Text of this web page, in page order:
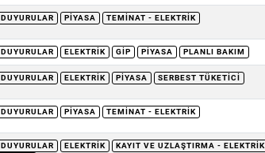
DUYURULAR PIYASA TEMINAT - ELEKTRIK
DUYURULAR ELEKTRIK GİP PIYASA PLANLI BAKIM
DUYURULAR ELEKTRIK PIYASA SERBEST TÜKETICI
DUYURULAR PIYASA TEMINAT - ELEKTRIK
DUYURULAR ELEKTRIK
KAYIT VE UZLAŞTIRMA - ELEKTRIK